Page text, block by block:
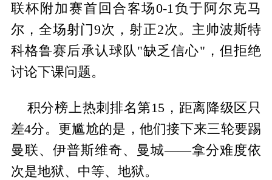
联杯附加赛首回合客场0-1负于阿尔克马
尔，全场射门9次，射正2次。主帅波斯特
科格鲁赛后承认球队"缺乏信心"，但拒绝
讨论下课问题。
积分榜上热刺排名第15，距离降级区只
差4分。更尴尬的是，他们接下来三轮要踢
曼联、伊普斯维奇、曼城——拿分难度依
次是地狱、中等、地狱。